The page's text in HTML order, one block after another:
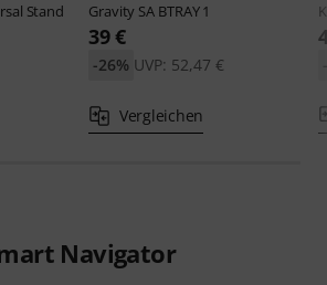
Stand Gravity SA BTRAY 1
39 €
UVP: 52,47 €
-26%
Vergleichen
Navigator